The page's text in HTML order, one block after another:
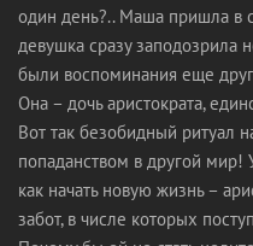
один день?.. Маша пришла в
девушка сразу заподозрила
были воспоминания еще
Она – дочь аристократа,
Вот так безобидный ритуал
попаданством в другой мир!
как начать новую жизнь –
забот, в числе которых